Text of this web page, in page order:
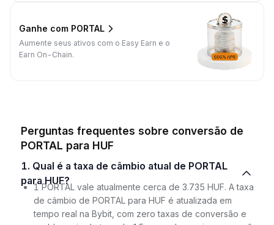
Ganhe com PORTAL
Aumente seus ativos com o Easy Earn e o
Earn On-Chain.
Perguntas frequentes sobre conversão de
PORTAL para HUF
1. Qual é a taxa de câmbio atual de PORTAL
para HUF?
1 PORTAL vale atualmente cerca de 3.735 HUF. A taxa
de câmbio de PORTAL para HUF é atualizada em
tempo real na Bybit, com zero taxas de conversão e